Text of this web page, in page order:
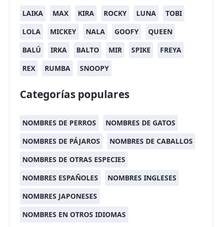
LAIKA MAX KIRA ROCKY LUNA
TOBI
LOLA
MICKEY NALA GOOFY
QUEEN
BALÚ
IRKA BALTO MIR SPIKE
FREYA
REX
RUMBA SNOOPY
Categorías populares
NOMBRES DE PERROS
NOMBRES DE GATOS
NOMBRES DE PÁJAROS
NOMBRES DE CABALLOS
NOMBRES DE OTRAS ESPECIES
NOMBRES ESPAÑOLES
NOMBRES INGLESES
NOMBRES JAPONESES
NOMBRES EN OTROS IDIOMAS